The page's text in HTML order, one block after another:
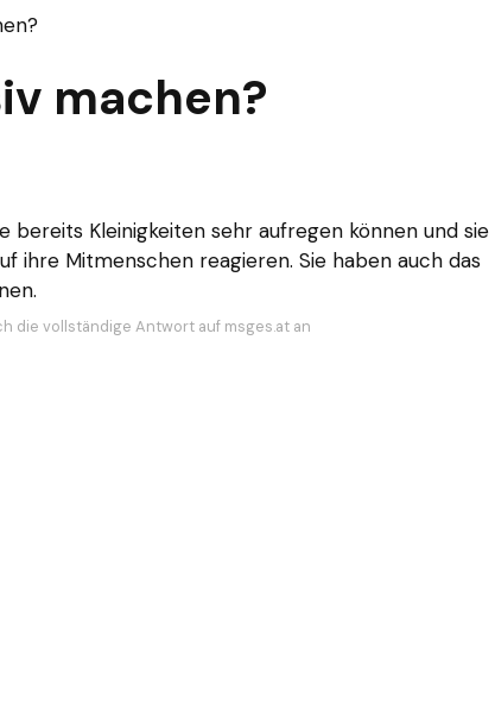
machen?
bereits Kleinigkeiten sehr aufregen können und sie
ihre Mitmenschen reagieren. Sie haben auch das
die vollständige Antwort auf msges.at an